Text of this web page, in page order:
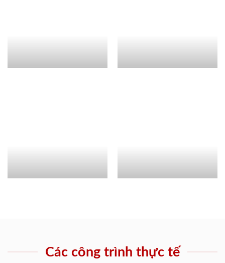
Các công trình thực tế